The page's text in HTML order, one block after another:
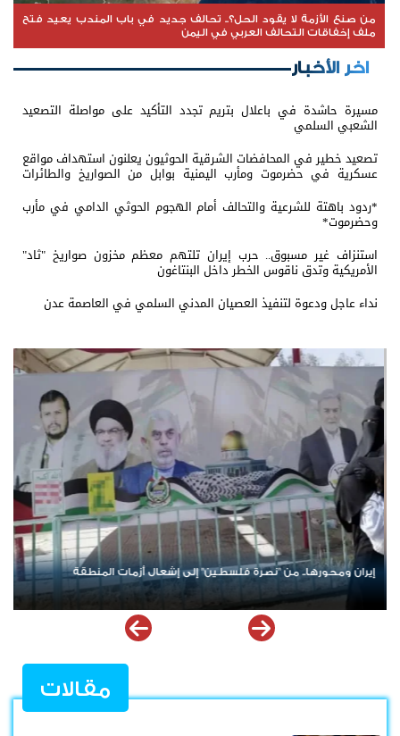
من صنع الأزمة لا يقود الحل؟.. تحالف جديد في باب المندب يعيد فتح
ملف إخفاقات التحالف العربي في اليمن
اخر الأخبار
مسيرة حاشدة في باعلال بتريم تجدد التأكيد على مواصلة التصعيد
الشعبي السلمي
تصعيد خطير في المحافضات الشرقية الحوثيون يعلنون استهداف مواقع
عسكرية في حضرموت ومأرب اليمنية بوابل من الصواريخ والطائرات
*ردود باهتة للشرعية والتحالف أمام الهجوم الحوثي الدامي في مأرب
وحضرموت*
استنزاف غير مسبوق.. حرب إيران تلتهم معظم مخزون صواريخ "ثاد"
الأمريكية وتدق ناقوس الخطر داخل البنتاغون
نداء عاجل ودعوة لتنفيذ العصيان المدني السلمي في العاصمة عدن
من صنع الأزمة لا يقود الحل؟.. تحالف جديد في باب المندب يعيد فتح
ملف إخفاقات التحالف العربي في اليمن
مقالات